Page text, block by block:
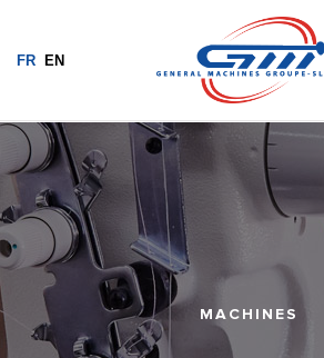
FR EN
MACHINES